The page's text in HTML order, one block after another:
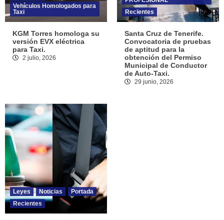
Vehículos Homologados para
Taxi
KGM Torres homologa su
versión EVX eléctrica
para Taxi.
2 julio, 2026
Recientes
Santa Cruz de Tenerife.
Convocatoria de pruebas
de aptitud para la
obtención del Permiso
Municipal de Conductor
de Auto-Taxi.
29 junio, 2026
Leyes Noticias
Portada
Recientes